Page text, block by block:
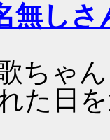
無しさ
ちゃ
た日